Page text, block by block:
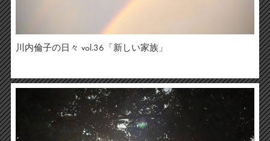
川内倫子の日々 vol.36「新しい家族」